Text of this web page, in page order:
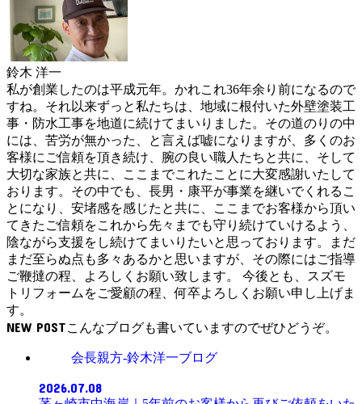
鈴木 洋一
私が創業したのは平成元年。かれこれ36年余り前になるので
すね。それ以来ずっと私たちは、地域に根付いた外壁塗装工
事・防水工事を地道に続けてまいりました。その道のりの中
には、苦労が無かった、と言えば嘘になりますが、多くのお
客様にご信頼を頂き続け、腕の良い職人たちと共に、そして
大切な家族と共に、ここまでこれたことに大変感謝いたして
おります。その中でも、長男・康平が事業を継いでくれるこ
とになり、安堵感を感じたと共に、ここまでお客様から頂い
てきたご信頼をこれから先々までも守り続けていけるよう、
陰ながら支援をし続けてまいりたいと思っております。まだ
まだ至らぬ点も多々あるかと思いますが、その際にはご指導
ご鞭撻の程、よろしくお願い致します。 今後とも、スズモ
トリフォームをご愛顧の程、何卒よろしくお願い申し上げま
す。
NEW POST
会長親方-鈴木洋一ブログ
2026.07.08